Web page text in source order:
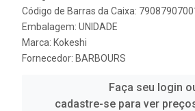
Código de Barras da Caixa:
Embalagem: UNIDADE
Marca: Kokeshi
Fornecedor: BARBOURS
Faça seu login
cadastre-se para ver